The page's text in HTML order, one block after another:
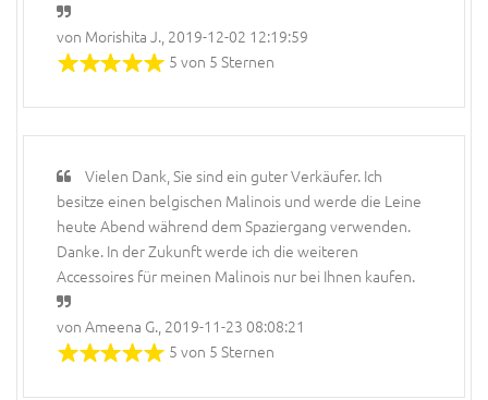
von Morishita J., 2019-12-02 12:19:59
5 von 5 Sternen
Vielen Dank, Sie sind ein guter Verkäufer. Ich
besitze einen belgischen Malinois und werde die Leine
heute Abend während dem Spaziergang verwenden.
Danke. In der Zukunft werde ich die weiteren
Accessoires für meinen Malinois nur bei Ihnen kaufen.
von Ameena G., 2019-11-23 08:08:21
5 von 5 Sternen